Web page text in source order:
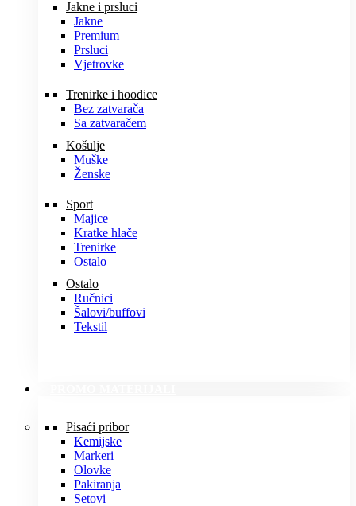
Jakne i prsluci
Jakne
Premium
Prsluci
Vjetrovke
Trenirke i hoodice
Bez zatvarača
Sa zatvaračem
Košulje
Muške
Ženske
Sport
Majice
Kratke hlače
Trenirke
Ostalo
Ostalo
Ručnici
Šalovi/buffovi
Tekstil
Pisaći pribor
Kemijske
Markeri
Olovke
Pakiranja
Setovi